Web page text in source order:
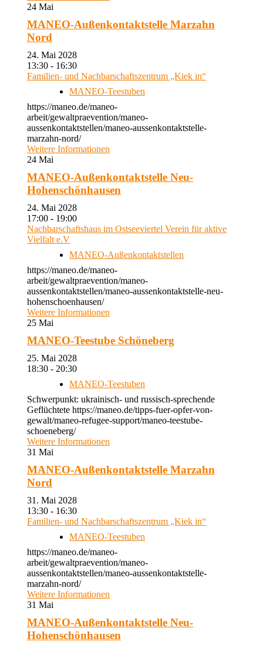
24 Mai
MANEO-Außenkontaktstelle Marzahn
Nord
24. Mai 2028
13:30 - 16:30
Familien- und Nachbarschaftszentrum „Kiek in“
MANEO-Teestuben
https://maneo.de/maneo-
arbeit/gewaltpraevention/maneo-
aussenkontaktstellen/maneo-aussenkontaktstelle-
marzahn-nord/
Weitere Informationen
24 Mai
MANEO-Außenkontaktstelle Neu-
Hohenschönhausen
24. Mai 2028
17:00 - 19:00
Nachbarschaftshaus im Ostseeviertel Verein für aktive
Vielfalt e.V
MANEO-Außenkontaktstellen
https://maneo.de/maneo-
arbeit/gewaltpraevention/maneo-
aussenkontaktstellen/maneo-aussenkontaktstelle-neu-
hohenschoenhausen/
Weitere Informationen
25 Mai
MANEO-Teestube Schöneberg
25. Mai 2028
18:30 - 20:30
MANEO-Teestuben
Schwerpunkt: ukrainisch- und russisch-sprechende
Geflüchtete https://maneo.de/tipps-fuer-opfer-von-
gewalt/maneo-refugee-support/maneo-teestube-
schoeneberg/
Weitere Informationen
31 Mai
MANEO-Außenkontaktstelle Marzahn
Nord
31. Mai 2028
13:30 - 16:30
Familien- und Nachbarschaftszentrum „Kiek in“
MANEO-Teestuben
https://maneo.de/maneo-
arbeit/gewaltpraevention/maneo-
aussenkontaktstellen/maneo-aussenkontaktstelle-
marzahn-nord/
Weitere Informationen
31 Mai
MANEO-Außenkontaktstelle Neu-
Hohenschönhausen